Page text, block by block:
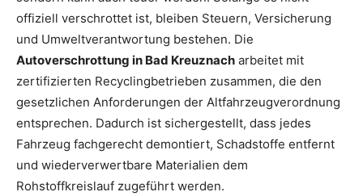
offiziell verschrottet ist, bleiben Steuern, Versicherung
und Umweltverantwortung bestehen. Die
Autoverschrottung in Bad Kreuznach arbeitet mit
zertifizierten Recyclingbetrieben zusammen, die den
gesetzlichen Anforderungen der Altfahrzeugverordnung
entsprechen. Dadurch ist sichergestellt, dass jedes
Fahrzeug fachgerecht demontiert, Schadstoffe entfernt
und wiederverwertbare Materialien dem
Rohstoffkreislauf zugeführt werden.